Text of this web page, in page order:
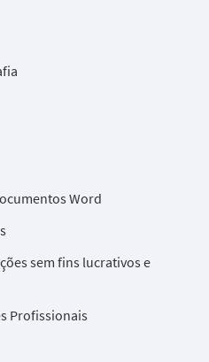
Word
sem fins lucrativos e
Profissionais